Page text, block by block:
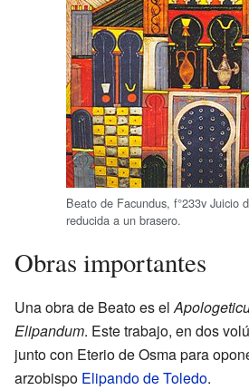
Beato de Facundus, f°233v Juicio
reducida a un brasero.
Obras importantes
Una obra de Beato es el
Elipandum. Este trabajo, en dos
junto con Eterio de Osma para
arzobispo Elipando de Toledo.